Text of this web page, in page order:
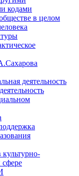
кодами
в целом
деятельность
сфере